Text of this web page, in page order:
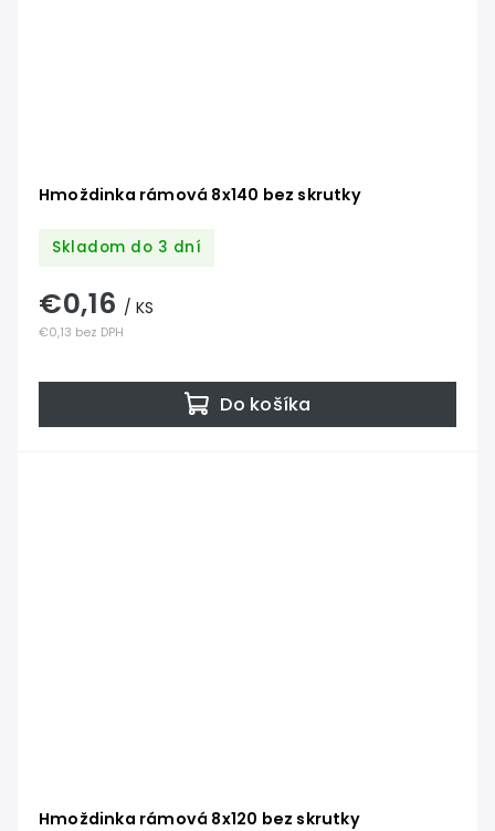
Hmoždinka rámová 8x140 bez skrutky
Skladom do 3 dní
€0,13 bez DPH
€0,16 / KS
Do košíka
Hmoždinka rámová 8x120 bez skrutky